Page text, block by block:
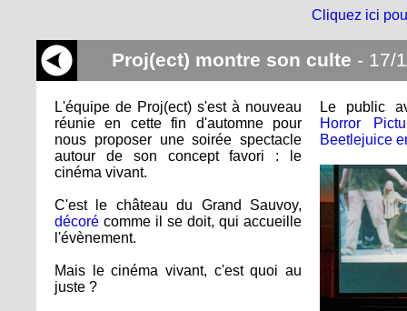
Cliquez ici
Proj(ect) montre son culte - 17/
L'équipe de Proj(ect) s'est à nouveau
réunie en cette fin d'automne pour
nous proposer une soirée spectacle
autour de son concept favori : le
cinéma vivant.
C'est le château du Grand Sauvoy,
décoré comme il se doit, qui accueille
l'évènement.
Mais le cinéma vivant, c'est quoi au
juste ?
Le public
Horror
Beetlejuice